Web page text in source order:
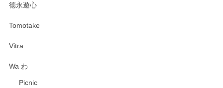
徳永遊心
Tomotake
Vitra
Wa わ
Picnic